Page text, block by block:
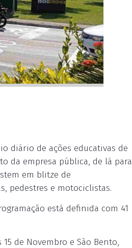
diário de ações educativas de
da empresa pública, de lá para
em blitze de
pedestres e motociclistas.
está definida com 41
de Novembro e São Bento,